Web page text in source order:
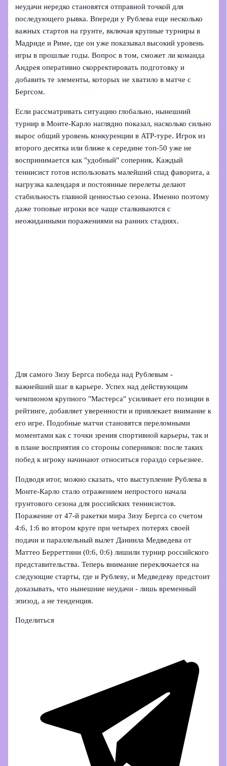
неудачи нередко становятся отправной точкой для
последующего рывка. Впереди у Рублева еще несколько
важных стартов на грунте, включая крупные турниры в
Мадриде и Риме, где он уже показывал высокий уровень
игры в прошлые годы. Вопрос в том, сможет ли команда
Андрея оперативно скорректировать подготовку и
добавить те элементы, которых не хватило в матче с
Бергсом.
Если рассматривать ситуацию глобально, нынешний
турнир в Монте‑Карло наглядно показал, насколько сильно
вырос общий уровень конкуренции в ATP‑туре. Игрок из
второго десятка или ближе к середине топ‑50 уже не
воспринимается как "удобный" соперник. Каждый
теннисист готов использовать малейший спад фаворита, а
нагрузка календаря и постоянные перелеты делают
стабильность главной ценностью сезона. Именно поэтому
даже топовые игроки все чаще сталкиваются с
неожиданными поражениями на ранних стадиях.
Для самого Зизу Бергса победа над Рублевым -
важнейший шаг в карьере. Успех над действующим
чемпионом крупного "Мастерса" усиливает его позиции в
рейтинге, добавляет уверенности и привлекает внимание к
его игре. Подобные матчи становятся переломными
моментами как с точки зрения спортивной карьеры, так и
в плане восприятия со стороны соперников: после таких
побед к игроку начинают относиться гораздо серьезнее.
Подводя итог, можно сказать, что выступление Рублева в
Монте‑Карло стало отражением непростого начала
грунтового сезона для российских теннисистов.
Поражение от 47‑й ракетки мира Зизу Бергса со счетом
4:6, 1:6 во втором круге при четырех потерях своей
подачи и параллельный вылет Даниила Медведева от
Маттео Берреттини (0:6, 0:6) лишили турнир российского
представительства. Теперь внимание переключается на
следующие старты, где и Рублеву, и Медведеву предстоит
доказывать, что нынешние неудачи - лишь временный
эпизод, а не тенденция.
Поделиться